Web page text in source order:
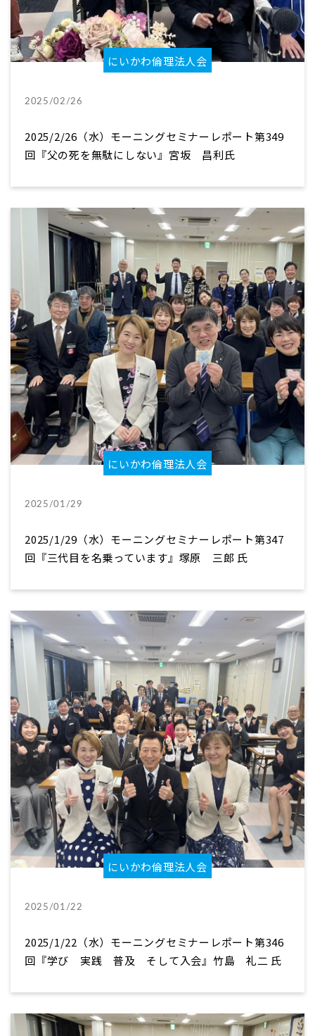
にいかわ倫理法人会
2025/02/26
2025/2/26（水）モーニングセミナーレポート第349
回『父の死を無駄にしない』宮坂 昌利氏
にいかわ倫理法人会
2025/01/29
2025/1/29（水）モーニングセミナーレポート第347
回『三代目を名乗っています』塚原 三郎 氏
にいかわ倫理法人会
2025/01/22
2025/1/22（水）モーニングセミナーレポート第346
回『学び 実践 普及 そして入会』竹島 礼二 氏